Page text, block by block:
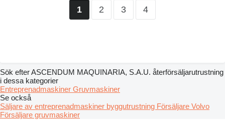
1 2 3 4
Sök efter ASCENDUM MAQUINARIA, S.A.U. återförsäljarutrustning
i dessa kategorier
Entreprenadmaskiner Gruvmaskiner
Se också
Säljare av entreprenadmaskiner byggutrustning Försäljare Volvo
Försäljare gruvmaskiner